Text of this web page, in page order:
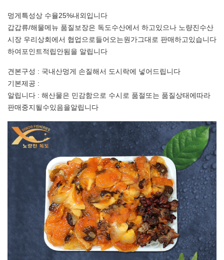
멍게특성상 수율25%내외입니다
갑갑류/해물메뉴 품질보장은 독도수산에서 하고있으나 노량진수산
시장 우리상회에서 협업으로들어오는원가그대로 판매하고있습니다
하여포인트적립안됨을 알립니다
견본구성 : 국내산멍게 손질해서 도시락에 넣어드립니다
기본제공 :
알립니다 : 해산물은 민감함으로 수시로 품절또는 품질상태에따라
판매중지될수있음을알립니다